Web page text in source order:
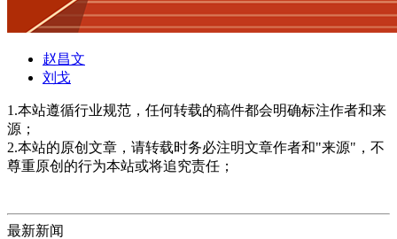
赵昌文
刘戈
1.本站遵循行业规范，任何转载的稿件都会明确标注作者和来
源；
2.本站的原创文章，请转载时务必注明文章作者和"来源"，不
尊重原创的行为本站或将追究责任；
最新新闻